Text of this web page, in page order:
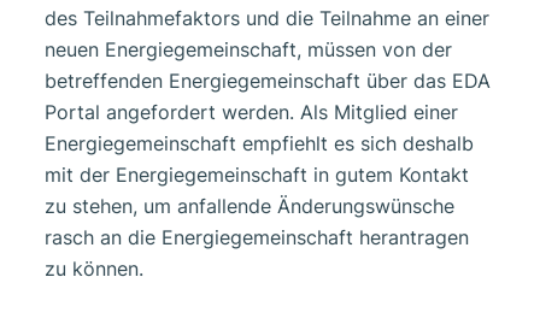
des Teilnahmefaktors und die Teilnahme an einer
neuen Energiegemeinschaft, müssen von der
betreffenden Energiegemeinschaft über das EDA
Portal angefordert werden. Als Mitglied einer
Energiegemeinschaft empfiehlt es sich deshalb
mit der Energiegemeinschaft in gutem Kontakt
zu stehen, um anfallende Änderungswünsche
rasch an die Energiegemeinschaft herantragen
zu können.